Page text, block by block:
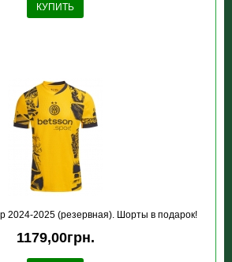
КУПИТЬ
2024-2025 (резервная). Шорты в подарок!
1179,00грн.